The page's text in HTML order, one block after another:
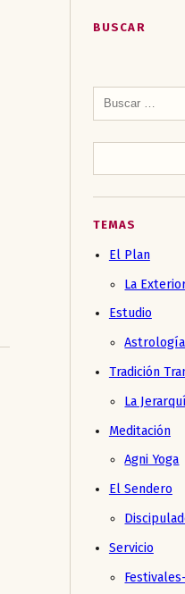
BUSCAR
TEMAS
El Plan
La
Estudio
Tradición
La
Meditación
Agni Yoga
El Sendero
Servicio